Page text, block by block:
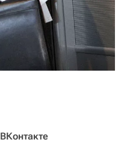
ВКонтакте